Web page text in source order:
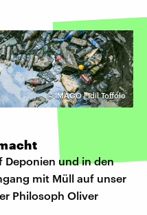
©IMAGO | Idil Toffolo
Deponien und in den
mit Müll auf unser
Philosoph Oliver